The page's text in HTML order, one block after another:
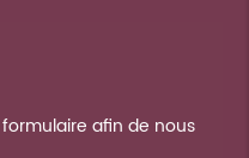
afin de nous